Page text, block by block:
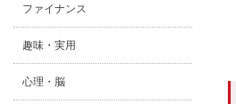
ファイナンス
趣味・実用
心理・脳